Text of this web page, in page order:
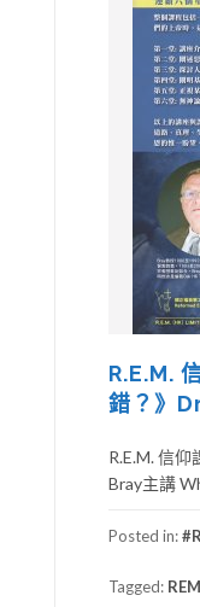
R.E.M.
錯？》
R.E.M. 信
Bray主講
Posted in:
Tagged: